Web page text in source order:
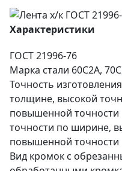
Характеристики
ГОСТ21996-76
Марка стали 60С2А,
Точность изготовления
толщине, высокой
повышенной
точности по ширине,
повышенной
Вид кромок с